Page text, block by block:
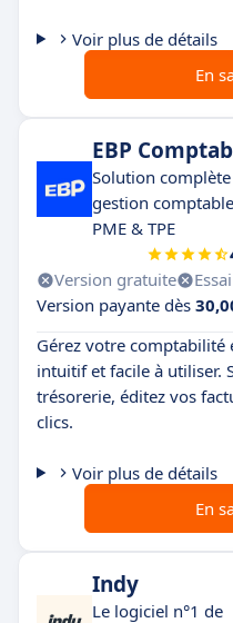
Voir plus de détails
En
EBP
Solution
gestion
PME & TPE
Version gratuite
Version payante dès
Gérez votre comptabilité
intuitif et facile à utiliser.
trésorerie, éditez vos
clics.
Voir plus de détails
En
Indy
Le logiciel n°1 de